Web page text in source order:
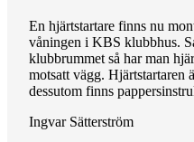
En hjärtstartare finns nu
våningen i KBS klubbhus.
klubbrummet så har man
motsatt vägg. Hjärtstartaren
dessutom finns
Ingvar Sätterström